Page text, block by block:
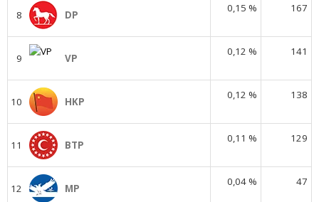
8 DP
0,15 % 167
9 VP
0,12 % 141
10 HKP
0,12 % 138
11 BTP
0,11 % 129
12 MP
0,04 % 47